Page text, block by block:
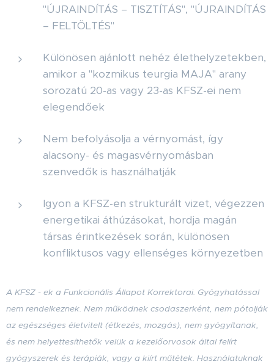
"ÚJRAINDÍTÁS – TISZTÍTÁS", "ÚJRAINDÍTÁS
– FELTÖLTÉS"
Különösen ajánlott nehéz élethelyzetekben,
amikor a "kozmikus teurgia MAJA" arany
sorozatú 20-as vagy 23-as KFSZ-ei nem
elegendőek
Nem befolyásolja a vérnyomást, így
alacsony- és magasvérnyomásban
szenvedők is használhatják
Igyon a KFSZ-en strukturált vizet, végezzen
energetikai áthúzásokat, hordja magán
társas érintkezések során, különösen
konfliktusos vagy ellenséges környezetben
A KFSZ - ek a Funkcionális Állapot Korrektorai. Gyógyhatással
nem rendelkeznek. Nem működnek csodaszerként, nem pótolják
az egészséges életvitelt (étkezés, mozgás), nem gyógyítanak,
és nem helyettesíthetők velük a kezelőorvosok által felírt
gyógyszerek és terápiák, vagy a kiírt műtétek. Használatuknak